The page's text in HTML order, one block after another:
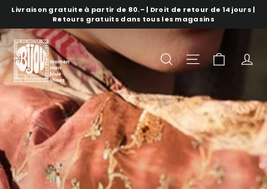
directement
contenu
Livraison gratuite à partir de 80.– | Droit de retour de 14 jours |
Retours gratuits dans tous les magasins
recherche panure